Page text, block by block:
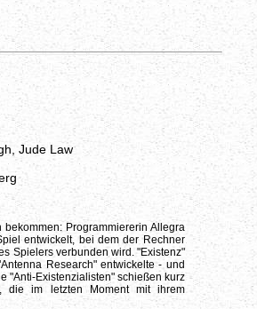
Jude Law
Programmiererin Allegra
entwickelt, bei dem der Rechner
Spielers verbunden wird. "Existenz"
Research" entwickelte - und
"Anti-Existenzialisten" schießen kurz
die im letzten Moment mit ihrem